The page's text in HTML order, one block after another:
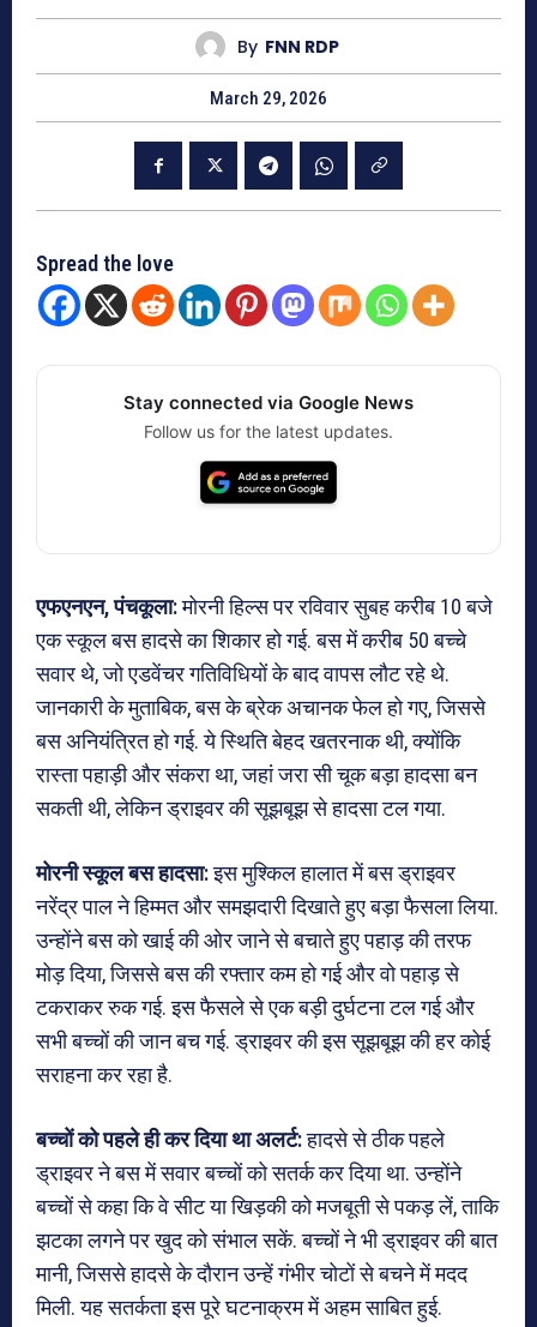
By FNN RDP
March 29, 2026
Spread the love
Stay connected via Google News
Follow us for the latest updates.
एफएनएन, पंचकूला:मोरनी हिल्स पर रविवार सुबह करीब 10 बजे
एक स्कूल बस हादसे का शिकार हो गई. बस में करीब 50 बच्चे
सवार थे, जो एडवेंचर गतिविधियों के बाद वापस लौट रहे थे.
जानकारी के मुताबिक, बस के ब्रेक अचानक फेल हो गए, जिससे
बस अनियंत्रित हो गई. ये स्थिति बेहद खतरनाक थी, क्योंकि
रास्ता पहाड़ी और संकरा था, जहां जरा सी चूक बड़ा हादसा बन
सकती थी, लेकिन ड्राइवर की सूझबूझ से हादसा टल गया.
मोरनी स्कूल बस हादसा:इस मुश्किल हालात में बस ड्राइवर
नरेंद्र पाल ने हिम्मत और समझदारी दिखाते हुए बड़ा फैसला लिया.
उन्होंने बस को खाई की ओर जाने से बचाते हुए पहाड़ की तरफ
मोड़ दिया, जिससे बस की रफ्तार कम हो गई और वो पहाड़ से
टकराकर रुक गई. इस फैसले से एक बड़ी दुर्घटना टल गई और
सभी बच्चों की जान बच गई. ड्राइवर की इस सूझबूझ की हर कोई
सराहना कर रहा है.
बच्चों को पहले ही कर दिया था अलर्ट:हादसे से ठीक पहले
ड्राइवर ने बस में सवार बच्चों को सतर्क कर दिया था. उन्होंने
बच्चों से कहा कि वे सीट या खिड़की को मजबूती से पकड़ लें, ताकि
झटका लगने पर खुद को संभाल सकें. बच्चों ने भी ड्राइवर की बात
मानी, जिससे हादसे के दौरान उन्हें गंभीर चोटों से बचने में मदद
मिली. यह सतर्कता इस पूरे घटनाक्रम में अहम साबित हुई.